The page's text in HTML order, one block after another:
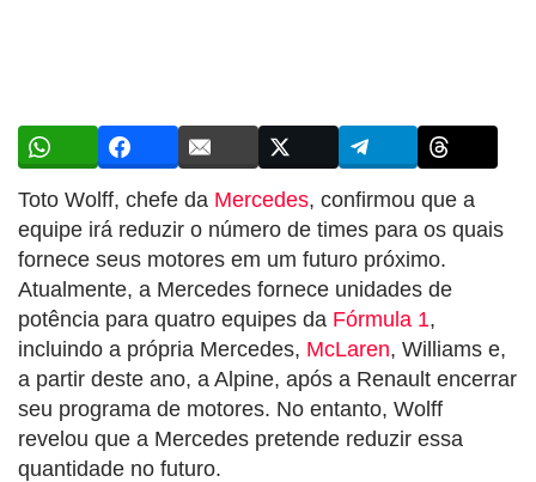
Toto Wolff, chefe da Mercedes, confirmou que a
equipe irá reduzir o número de times para os quais
fornece seus motores em um futuro próximo.
Atualmente, a Mercedes fornece unidades de
potência para quatro equipes da Fórmula 1,
incluindo a própria Mercedes, McLaren, Williams e,
a partir deste ano, a Alpine, após a Renault encerrar
seu programa de motores. No entanto, Wolff
revelou que a Mercedes pretende reduzir essa
quantidade no futuro.